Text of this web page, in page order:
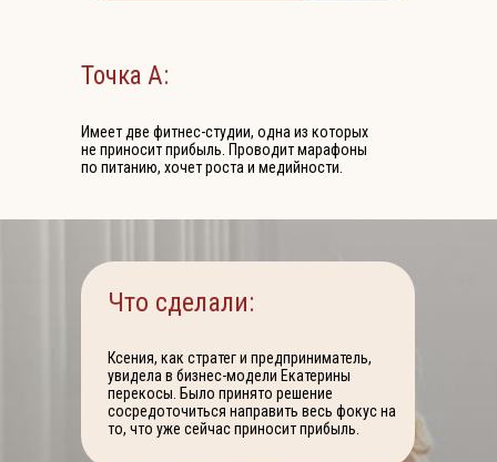
Точка А:
Имеет две фитнес-студии, одна из которых
не приносит прибыль. Проводит марафоны
по питанию, хочет роста и медийности.
Что сделали:
Ксения, как стратег и предприниматель,
увидела в бизнес-модели Екатерины
перекосы. Было принято решение
сосредоточиться направить весь фокус на
то, что уже сейчас приносит прибыль.